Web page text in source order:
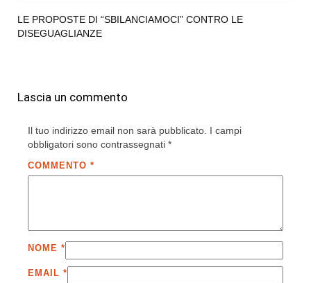
LE PROPOSTE DI “SBILANCIAMOCI” CONTRO LE
DISEGUAGLIANZE
Lascia un commento
Il tuo indirizzo email non sarà pubblicato. I campi
obbligatori sono contrassegnati *
COMMENTO *
NOME *
EMAIL *